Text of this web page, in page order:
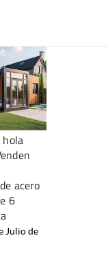
hola
acero
6
Julio de